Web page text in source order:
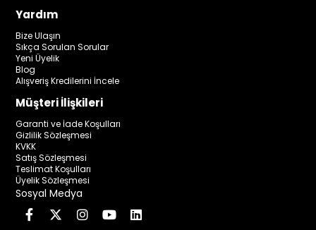
Yardım
Bize Ulaşın
Sıkça Sorulan Sorular
Yeni Üyelik
Blog
Alışveriş Kredilerini İncele
Müşteri İlişkileri
Garanti ve İade Koşulları
Gizlilik Sözleşmesi
KVKK
Satış Sözleşmesi
Teslimat Koşulları
Üyelik Sözleşmesi
Sosyal Medya